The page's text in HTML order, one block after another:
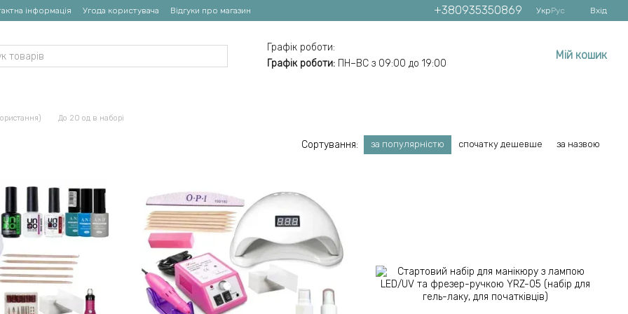
інформація Угода користувача Відгуки про магазин +380935350869 УкрРус Вхід
Графік роботи:
Графік роботи: ПН–ВС з 09:00 до 19:00
Мій кошик
До 20 од в наборі
Сортування: за популярністю спочатку дешевше за назвою